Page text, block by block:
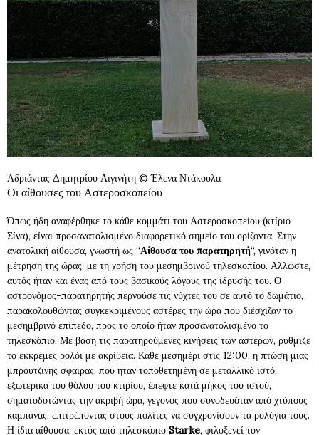
Αδριάντας Δημητρίου Αιγινήτη © Έλενα Ντάκουλα
Οι αίθουσες του Αστεροσκοπείου
Όπως ήδη αναφέρθηκε το κάθε κομμάτι του Αστεροσκοπείου (κτίριο
Σίνα), είναι προσανατολισμένο διαφορετικό σημείο του ορίζοντα. Στην
ανατολική αίθουσα, γνωστή ως “Αίθουσα του παρατηρητή“, γινόταν η
μέτρηση της ώρας, με τη χρήση του μεσημβρινού τηλεσκοπίου. Αλλωστε,
αυτός ήταν και ένας από τους βασικούς λόγους της ίδρυσής του. Ο
αστρονόμος-παρατηρητής περνούσε τις νύχτες του σε αυτό το δωμάτιο,
παρακολουθώντας συγκεκριμένους αστέρες την ώρα που διέσχιζαν το
μεσημβρινό επίπεδο, προς το οποίο ήταν προσανατολισμένο το
τηλεσκόπιο. Με βάση τις παρατηρούμενες κινήσεις των αστέρων, ρύθμιζε
το εκκρεμές ρολόι με ακρίβεια. Κάθε μεσημέρι στις 12:00, η πτώση μιας
μπρούτζινης σφαίρας, που ήταν τοποθετημένη σε μεταλλικό ιστό,
εξωτερικά του θόλου του κτιρίου, έπεφτε κατά μήκος του ιστού,
σηματοδοτώντας την ακριβή ώρα, γεγονός που συνοδευόταν από χτύπους
καμπάνας, επιτρέποντας στους πολίτες να συγχρονίσουν τα ρολόγια τους.
Η ίδια αίθουσα, εκτός από τηλεσκόπιο Starke, φιλοξενεί τον